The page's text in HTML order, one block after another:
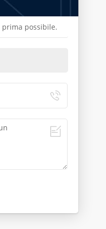
possibile.